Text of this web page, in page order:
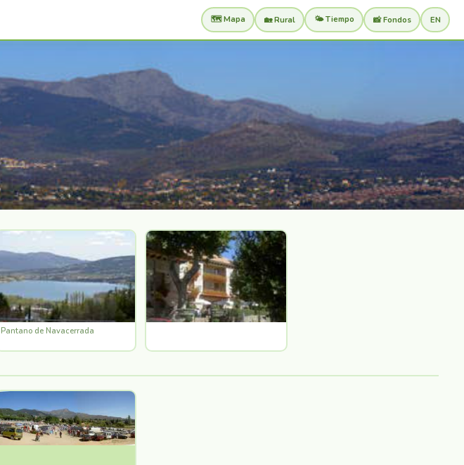
🗺️ Mapa 🏡 Rural 🌤️ Tiempo 📸 Fondos EN
Pantano de Navacerrada